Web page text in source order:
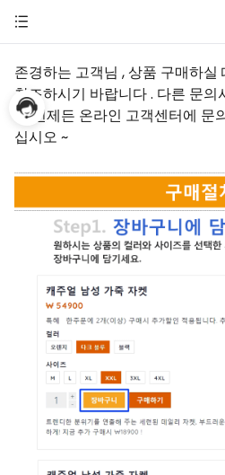
존경하는 고객님 , 상품 구매하
참조하시기 바랍니다 . 다른 문
면 언제든 온라인 고객센터에 문
십시오 ~